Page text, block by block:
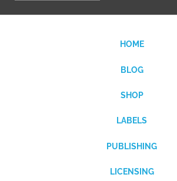
HOME
BLOG
SHOP
LABELS
PUBLISHING
LICENSING